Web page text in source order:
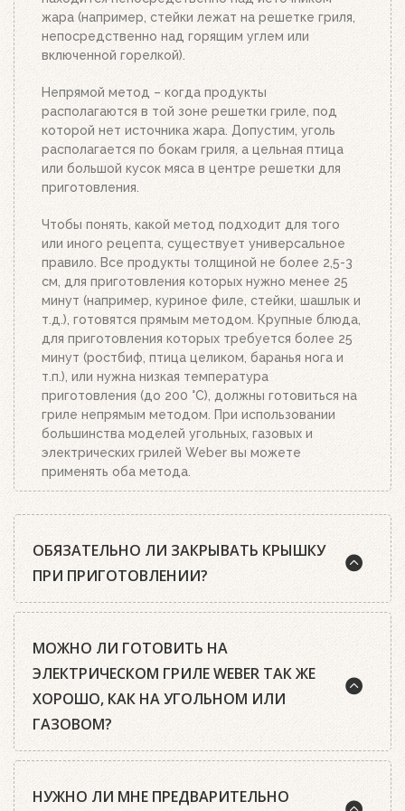
стартер. Больше ничего делать не нужно.
Топливо разгорится полностью за 20-30 минут, в
зависимости от количества угля или брикетов.
Когда верхний уголь станет красным, а слой
брикетов покроется белым пеплом, высыпьте
уголь из стартера на решетку для угля. Жар
будет просто отличным!
жара (например, стейки лежат на решетке гриля,
непосредственно над горящим углем или
включенной горелкой).
Непрямой метод – когда продукты
располагаются в той зоне решетки гриле, под
которой нет источника жара. Допустим, уголь
располагается по бокам гриля, а цельная птица
или большой кусок мяса в центре решетки для
приготовления.
Чтобы понять, какой метод подходит для того
или иного рецепта, существует универсальное
правило. Все продукты толщиной не более 2,5-3
см, для приготовления которых нужно менее 25
минут (например, куриное филе, стейки, шашлык и
т.д.), готовятся прямым методом. Крупные блюда,
для приготовления которых требуется более 25
минут (ростбиф, птица целиком, баранья нога и
т.п.), или нужна низкая температура
приготовления (до 200 °C), должны готовиться на
гриле непрямым методом. При использовании
большинства моделей угольных, газовых и
электрических грилей Weber вы можете
применять оба метода.
ОБЯЗАТЕЛЬНО ЛИ ЗАКРЫВАТЬ КРЫШКУ
ПРИ ПРИГОТОВЛЕНИИ?
готовить на гриле с закрытой крышкой. А среди
гриль-мастеров есть такое правило: чтобы
крышку только два раза: первый раз, когда
закладываешь мясо, второй – когда его
более сочными и ароматными, жарите ли вы на
МОЖНО ЛИ ГОТОВИТЬ НА
ЭЛЕКТРИЧЕСКОМ ГРИЛЕ WEBER ТАК ЖЕ
ХОРОШО, КАК НА УГОЛЬНОМ ИЛИ
ГАЗОВОМ?
оснащены нагревательными элементами
НУЖНО ЛИ МНЕ ПРЕДВАРИТЕЛЬНО